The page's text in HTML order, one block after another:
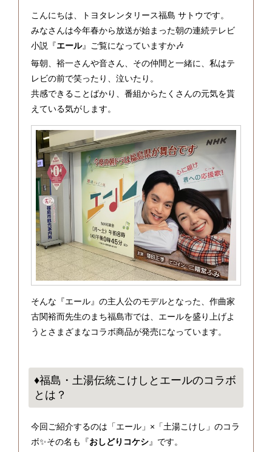
こんにちは、トヨタレンタリース福島 サトウです。
みなさんは今年春から放送が始まった朝の連続テレビ
小説『エール』ご覧になっていますか🎶
毎朝、裕一さんや音さん、その仲間と一緒に、私はテ
レビの前で笑ったり、泣いたり。
共感できることばかり、番組からたくさんの元気を貰
えている気がします。
そんな『エール』の主人公のモデルとなった、作曲家
古関裕而先生のまち福島市では、エールを盛り上げよ
うとさまざまなコラボ商品が発売になっています。
♦福島・土湯伝統こけしとエールのコラボ
とは？
今回ご紹介するのは「エール」×「土湯こけし」のコラ
ボ✨その名も『おしどりコケシ』です。